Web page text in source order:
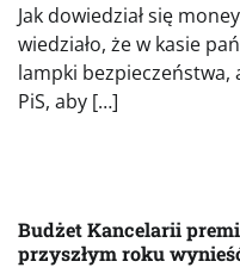
Jak dowiedział się
wiedziało, że w kasie
lampki bezpieczeństwa,
PiS, aby […]
Budżet Kancelarii
przyszłym roku